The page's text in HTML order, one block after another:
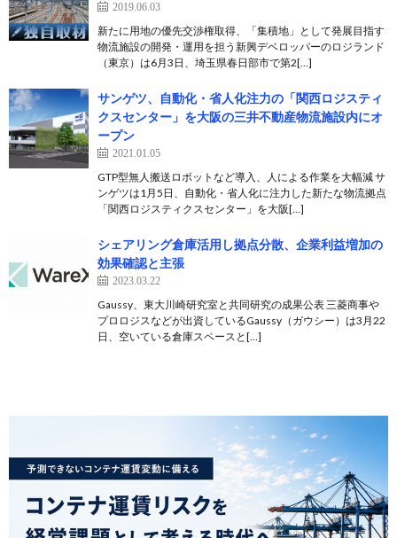
2019.06.03
新たに用地の優先交渉権取得、「集積地」として発展目指す
物流施設の開発・運用を担う新興デベロッパーのロジランド
（東京）は6月3日、埼玉県春日部市で第2[…]
サンゲツ、自動化・省人化注力の「関西ロジスティ
クスセンター」を大阪の三井不動産物流施設内にオ
ープン
2021.01.05
GTP型無人搬送ロボットなど導入、人による作業を大幅減 サ
ンゲツは1月5日、自動化・省人化に注力した新たな物流拠点
「関西ロジスティクスセンター」を大阪[…]
シェアリング倉庫活用し拠点分散、企業利益増加の
効果確認と主張
2023.03.22
Gaussy、東大川崎研究室と共同研究の成果公表 三菱商事や
プロロジスなどが出資しているGaussy（ガウシー）は3月22
日、空いている倉庫スペースと[…]